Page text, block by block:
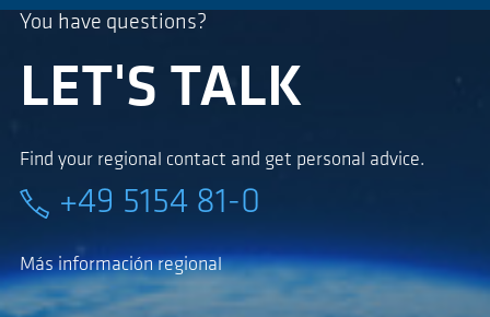
You have questions?
LET'S TALK
Find your regional contact and get personal advice.
+49 5154 81-0
Más información regional